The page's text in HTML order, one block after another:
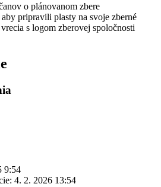
o plánovanom zbere
pripravili plasty na svoje zberné
s logom zberovej spoločnosti
9:54
4. 2. 2026 13:54